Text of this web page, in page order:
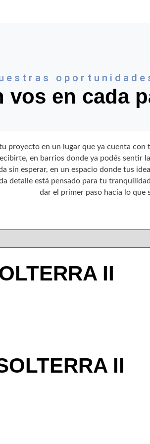
vos en cada
proyecto en un lugar que ya cuenta con
en barrios donde ya podés sentir
sin esperar, en un espacio donde tus
detalle está pensado para tu
dar el primer paso hacia lo que
II
II